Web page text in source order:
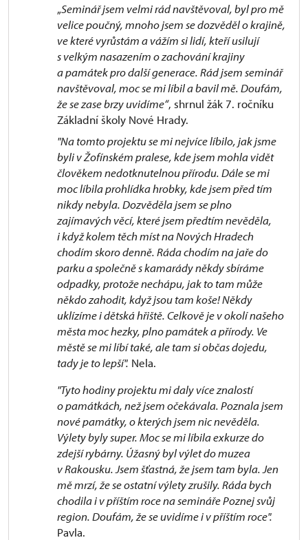
„Seminář jsem velmi rád navštěvoval, byl pro mě
velice poučný, mnoho jsem se dozvěděl o krajině,
ve které vyrůstám a vážím si lidí, kteří usilují
s velkým nasazením o zachování krajiny
a památek pro další generace. Rád jsem seminář
navštěvoval, moc se mi líbil a bavil mě. Doufám,
že se zase brzy uvidíme“, shrnul žák 7. ročníku
Základní školy Nové Hrady.
"Na tomto projektu se mi nejvíce líbilo, jak jsme
byli v Žofínském pralese, kde jsem mohla vidět
člověkem nedotknutelnou přírodu. Dále se mi
moc líbila prohlídka hrobky, kde jsem před tím
nikdy nebyla. Dozvěděla jsem se plno
zajímavých věcí, které jsem předtím nevěděla,
i když kolem těch míst na Nových Hradech
chodím skoro denně. Ráda chodím na jaře do
parku a společně s kamarády někdy sbíráme
odpadky, protože nechápu, jak to tam může
někdo zahodit, když jsou tam koše! Někdy
uklízíme i dětská hřiště. Celkově je v okolí našeho
města moc hezky, plno památek a přírody. Ve
městě se mi líbí také, ale tam si občas dojedu,
tady je to lepší". Nela.
"Tyto hodiny projektu mi daly více znalostí
o památkách, než jsem očekávala. Poznala jsem
nové památky, o kterých jsem nic nevěděla.
Výlety byly super. Moc se mi líbila exkurze do
zdejší rybárny. Úžasný byl výlet do muzea
v Rakousku. Jsem šťastná, že jsem tam byla. Jen
mě mrzí, že se ostatní výlety zrušily. Ráda bych
chodila i v příštím roce na semináře Poznej svůj
region. Doufám, že se uvidíme i v příštím roce".
Pavla.